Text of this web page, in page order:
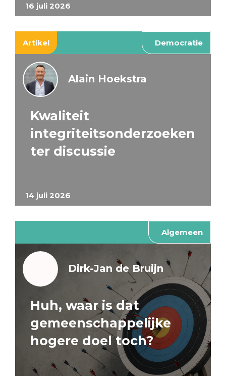
16 juli 2026
Artikel Democratie
14 juli 2026
Alain Hoekstra
Kwaliteit
integriteitsonderzoeken
ter discussie
Algemeen
Dirk-Jan de Bruijn
Huh, waar is dat
gemeenschappelijke
hogere doel toch?